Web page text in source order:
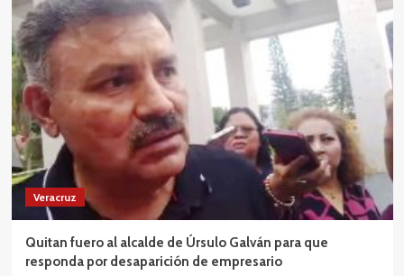
Veracruz
Quitan fuero al alcalde de Úrsulo Galván para que
responda por desaparición de empresario